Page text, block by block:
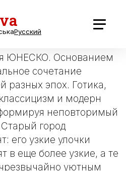
Русский
архитектурой и
для вас. С 1999 года
ЮНЕСКО. Основанием
сочетание
разных эпох. Готика,
и модерн
неповторимый
город
его узкие улочки
в еще более узкие, а те
уютным